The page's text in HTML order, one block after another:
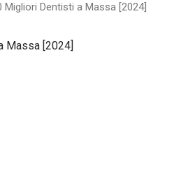
Migliori Dentisti a Massa [2024]